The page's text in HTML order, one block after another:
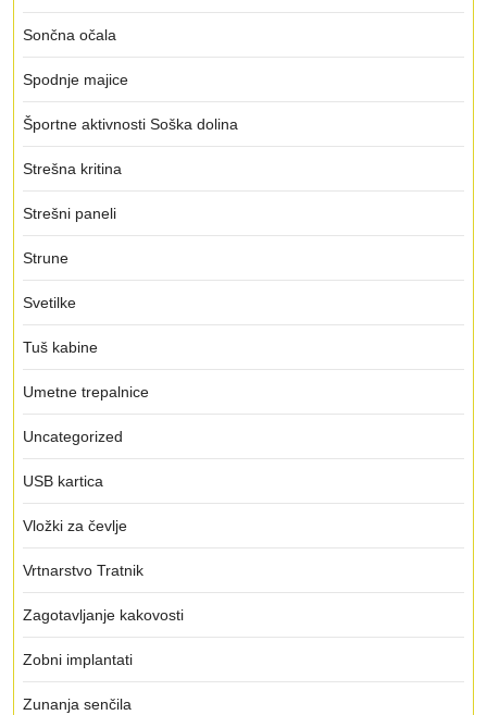
Sončna očala
Spodnje majice
Športne aktivnosti Soška dolina
Strešna kritina
Strešni paneli
Strune
Svetilke
Tuš kabine
Umetne trepalnice
Uncategorized
USB kartica
Vložki za čevlje
Vrtnarstvo Tratnik
Zagotavljanje kakovosti
Zobni implantati
Zunanja senčila